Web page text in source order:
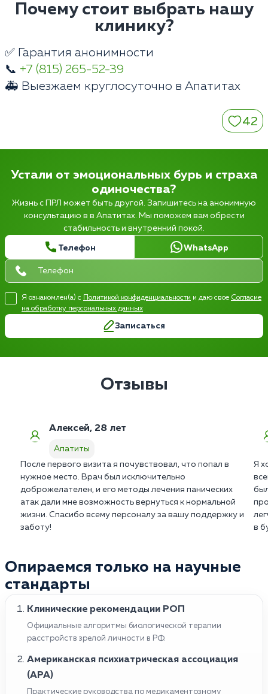
Почему стоит выбрать нашу
клинику?
✅ Гарантия анонимности
📞 +7 (815) 265-52-39
🚑 Выезжаем круглосуточно в Апатитах
42
Устали от эмоциональных бурь и страха
одиночества?
Жизнь с ПРЛ может быть другой. Запишитесь на анонимную
консультацию в в Апатитах. Мы поможем вам обрести
стабильность и внутренний покой.
Телефон WhatsApp
Я ознакомлен(а) с Политикой конфиденциальности и даю свое Согласие
на обработку персональных данных
Записаться
Отзывы
Алексей, 28 лет
Апатиты
После первого визита я почувствовал, что попал в
нужное место. Врач был исключительно
доброжелателен, и его методы лечения панических
атак дали мне возможность вернуться к нормальной
жизни. Спасибо всему персоналу за вашу поддержку и
заботу!
Я
в
Опираемся только на научные
стандарты
Клинические рекомендации РОП
Официальные алгоритмы биологической терапии
расстройств зрелой личности в РФ.
Американская психиатрическая ассоциация
(APA)
Практические руководства по медикаментозному